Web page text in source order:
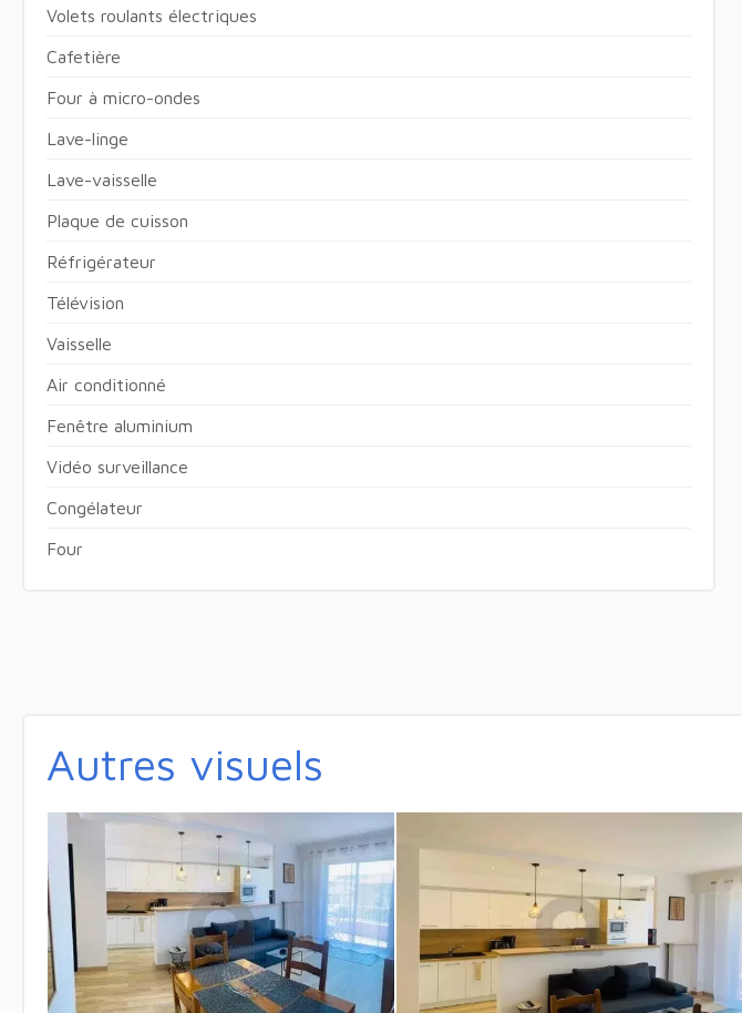
Volets roulants électriques
Cafetière
Four à micro-ondes
Lave-linge
Lave-vaisselle
Plaque de cuisson
Réfrigérateur
Télévision
Vaisselle
Air conditionné
Fenêtre aluminium
Vidéo surveillance
Congélateur
Four
Autres visuels